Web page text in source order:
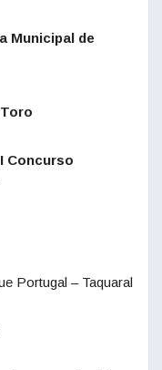
Municipal de
Concurso
Portugal – Taquaral